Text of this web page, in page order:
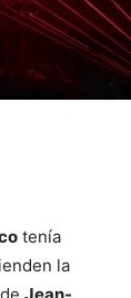
tenía
la